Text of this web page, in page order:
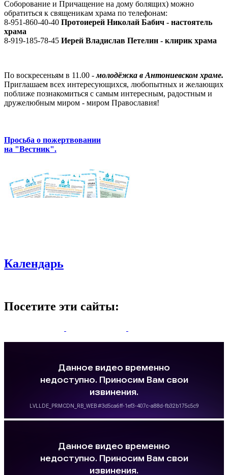
Соборование и Причащение на дому болящих) можно
обратиться к священикам храма по телефонам:
8-951-860-40-40 Протоиерей Николай Бабич - настоятель
храма
8-919-185-78-45 Иерей Владислав Петелин - клирик храма
По воскресеньям в 11.00 -молодёжка в Антониевском храме.
Приглашаем всех интересующихся, любопытных и желающих
поближе познакомиться с самым интересным, радостным и
дружелюбным миром - миром Православия!
Просьба о пожертвовании
на "Вестник".
Календарь
Посетите эти сайты: